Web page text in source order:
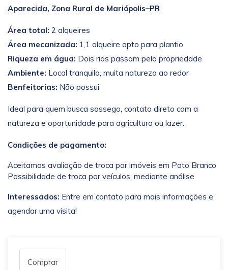
Aparecida, Zona Rural de Mariópolis–PR
Área total: 2 alqueires
Área mecanizada: 1,1 alqueire apto para plantio
Riqueza em água: Dois rios passam pela propriedade
Ambiente: Local tranquilo, muita natureza ao redor
Benfeitorias: Não possui
Ideal para quem busca sossego, contato direto com a
natureza e oportunidade para agricultura ou lazer.
Condições de pagamento:
Aceitamos avaliação de troca por imóveis em Pato Branco
Possibilidade de troca por veículos, mediante análise
Interessados: Entre em contato para mais informações e
agendar uma visita!
Comprar